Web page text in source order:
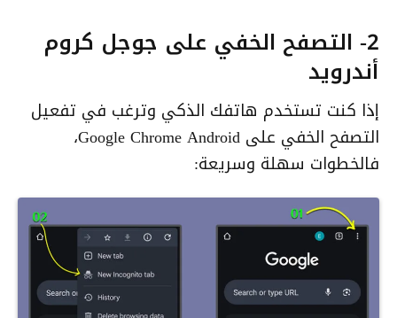
2- التصفح الخفي على جوجل كروم
أندرويد
إذا كنت تستخدم هاتفك الذكي وترغب في تفعيل
التصفح الخفي على Google Chrome Android،
فالخطوات سهلة وسريعة: